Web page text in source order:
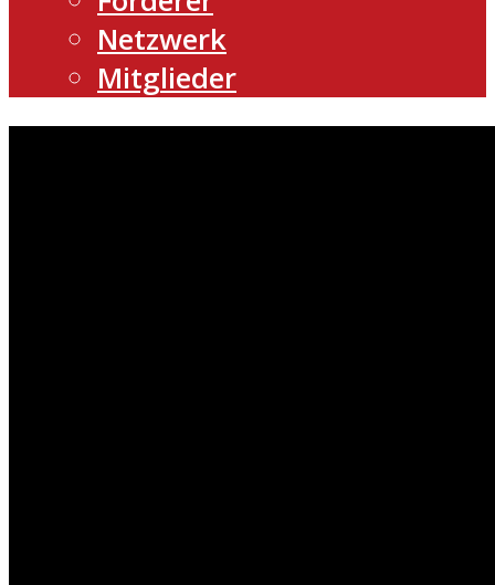
Netzwerk
Mitglieder